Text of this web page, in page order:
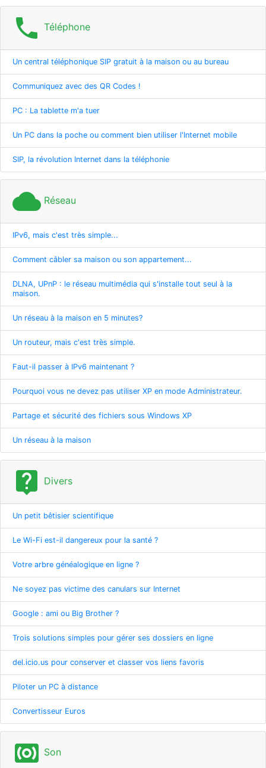
phone Téléphone
Un central téléphonique SIP gratuit à la maison ou au bureau
Communiquez avec des QR Codes !
PC : La tablette m'a tuer
Un PC dans la poche ou comment bien utiliser l'Internet mobile
SIP, la révolution Internet dans la téléphonie
cloud Réseau
IPv6, mais c'est très simple...
Comment câbler sa maison ou son appartement...
DLNA, UPnP : le réseau multimédia qui s'installe tout seul à la
maison.
Un réseau à la maison en 5 minutes?
Un routeur, mais c'est très simple.
Faut-il passer à IPv6 maintenant ?
Pourquoi vous ne devez pas utiliser XP en mode Administrateur.
Partage et sécurité des fichiers sous Windows XP
Un réseau à la maison
live_help Divers
Un petit bêtisier scientifique
Le Wi-Fi est-il dangereux pour la santé ?
Votre arbre généalogique en ligne ?
Ne soyez pas victime des canulars sur Internet
Google : ami ou Big Brother ?
Trois solutions simples pour gérer ses dossiers en ligne
del.icio.us pour conserver et classer vos liens favoris
Piloter un PC à distance
Convertisseur Euros
surround_sound Son